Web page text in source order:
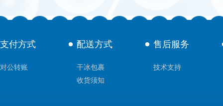
支付方式
对公转账
配送方式
干冰包裹
收货须知
售后服务
技术支持